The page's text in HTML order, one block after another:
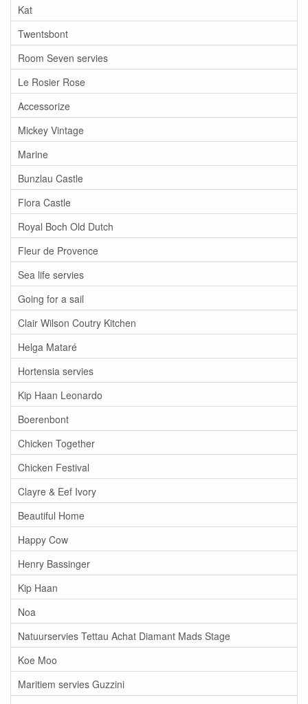
Kat
Twentsbont
Room Seven servies
Le Rosier Rose
Accessorize
Mickey Vintage
Marine
Bunzlau Castle
Flora Castle
Royal Boch Old Dutch
Fleur de Provence
Sea life servies
Going for a sail
Clair Wilson Coutry Kitchen
Helga Mataré
Hortensia servies
Kip Haan Leonardo
Boerenbont
Chicken Together
Chicken Festival
Clayre & Eef Ivory
Beautiful Home
Happy Cow
Henry Bassinger
Kip Haan
Noa
Natuurservies Tettau Achat Diamant Mads Stage
Koe Moo
Maritiem servies Guzzini